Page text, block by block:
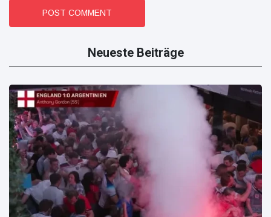
POST COMMENT
Neueste Beiträge